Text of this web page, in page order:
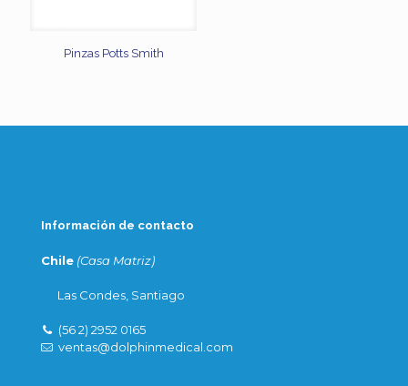
Pinzas Potts Smith
Información de contacto
Chile (Casa Matriz)
Las Condes, Santiago
(56 2) 2952 0165
ventas@dolphinmedical.com